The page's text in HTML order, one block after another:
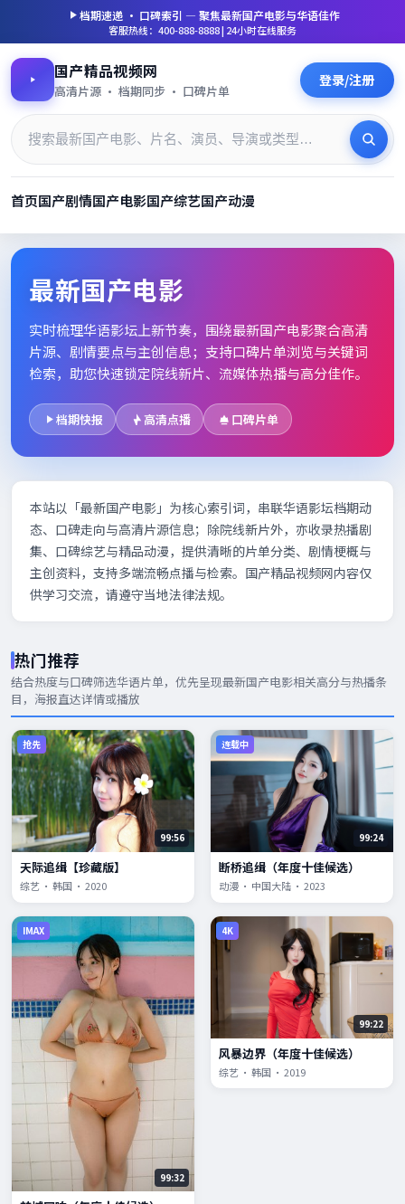
档期速递 · 口碑索引 — 聚焦最新国产电影与华语佳作
客服热线：400-888-8888 | 24小时在线服务
国产精品视频网
高清片源 · 档期同步 · 口碑片单
登录/注册
首页国产剧情国产电影国产综艺国产动漫
最新国产电影_高清片单档期
最新国产电影
实时梳理华语影坛上新节奏，围绕最新国产电影聚合高清
片源、剧情要点与主创信息；支持口碑片单浏览与关键词
检索，助您快速锁定院线新片、流媒体热播与高分佳作。
档期快报 高清点播 口碑片单
本站以「最新国产电影」为核心索引词，串联华语影坛档期动
态、口碑走向与高清片源信息；除院线新片外，亦收录热播剧
集、口碑综艺与精品动漫，提供清晰的片单分类、剧情梗概与
主创资料，支持多端流畅点播与检索。国产精品视频网内容仅
供学习交流，请遵守当地法律法规。
热门推荐
结合热度与口碑筛选华语片单，优先呈现最新国产电影相关高分与热播条
目，海报直达详情或播放
抢先
99:56
天际追缉【珍藏版】
综艺 · 韩国 · 2020
连载中
99:24
断桥追缉（年度十佳候选）
动漫 · 中国大陆 · 2023
IMAX
99:32
4K
99:22
风暴边界（年度十佳候选）
综艺 · 韩国 · 2019